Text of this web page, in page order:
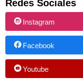
Redes Sociales
Instagram
Facebook
Youtube